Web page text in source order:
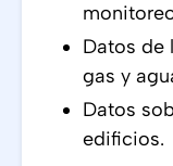
Datos de
gas y
Datos
edificios.